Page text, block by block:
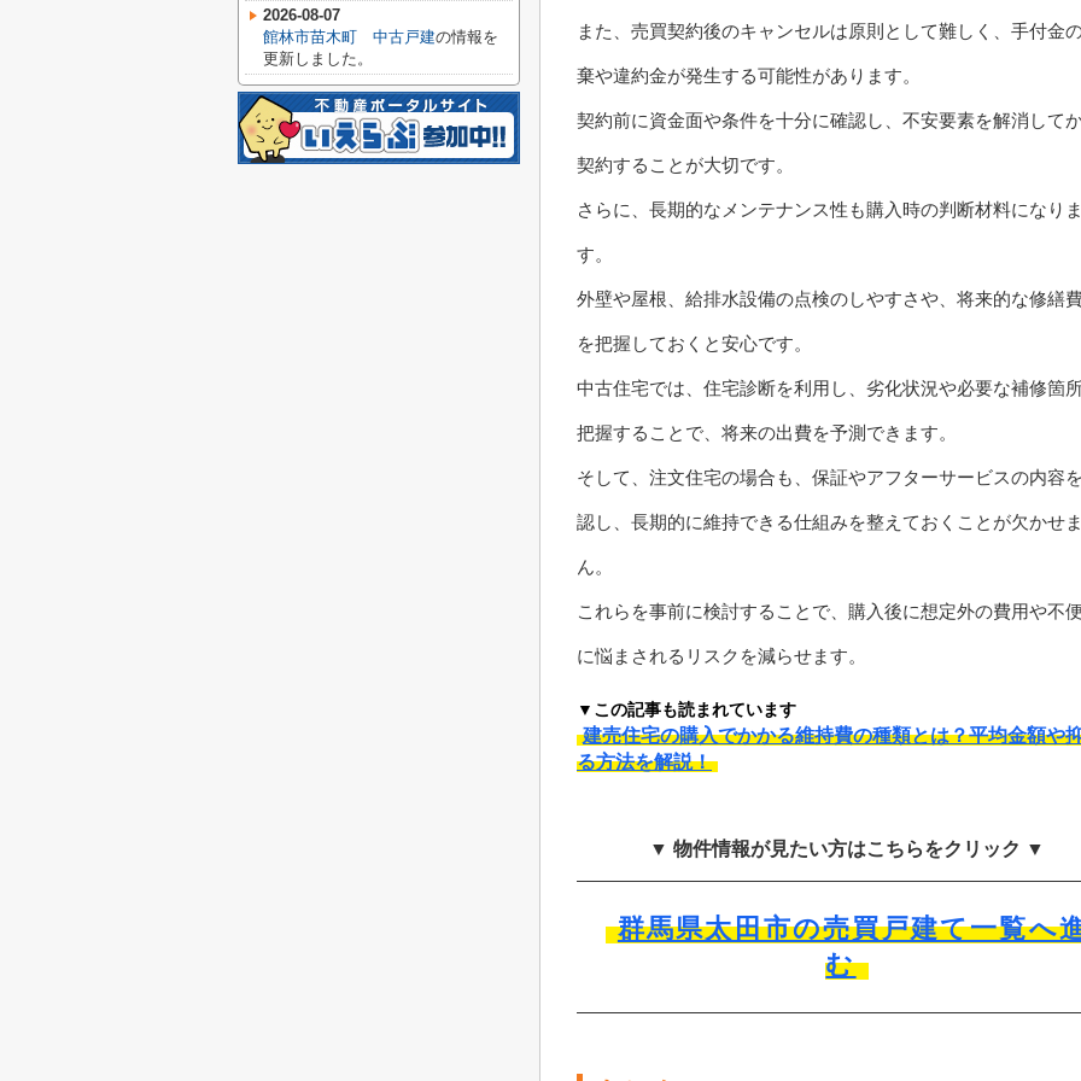
また、売買契約後のキャンセルは原則として難しく、手付金
棄や違約金が発生する可能性があります。
契約前に資金面や条件を十分に確認し、不安要素を解消して
契約することが大切です。
さらに、長期的なメンテナンス性も購入時の判断材料になりま
す。
外壁や屋根、給排水設備の点検のしやすさや、将来的な修繕
を把握しておくと安心です。
中古住宅では、住宅診断を利用し、劣化状況や必要な補修箇
把握することで、将来の出費を予測できます。
そして、注文住宅の場合も、保証やアフターサービスの内容
認し、長期的に維持できる仕組みを整えておくことが欠かせ
ん。
これらを事前に検討することで、購入後に想定外の費用や不
に悩まされるリスクを減らせます。
▼この記事も読まれています
建売住宅の購入でかかる維持費の種類とは？平均金額や
る方法を解説！
▼ 物件情報が見たい方はこちらをクリック ▼
群馬県太田市の売買戸建て一覧へ
む
2026-08-07
館林市苗木町 中古戸建の情報を
更新しました。